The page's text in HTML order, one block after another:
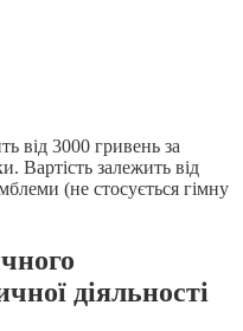
від 3000 гривень за
Вартість залежить від
(не стосується гімну
діяльності